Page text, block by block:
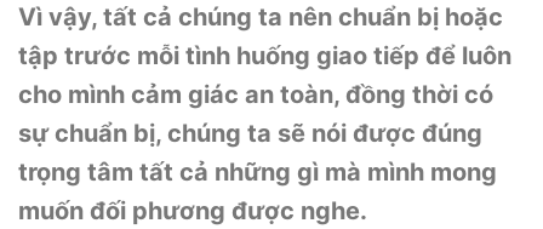
Vì vậy, tất cả chúng ta nên chuẩn bị hoặc
tập trước mỗi tình huống giao tiếp để luôn
cho mình cảm giác an toàn, đồng thời có
sự chuẩn bị, chúng ta sẽ nói được đúng
trọng tâm tất cả những gì mà mình mong
muốn đối phương được nghe.